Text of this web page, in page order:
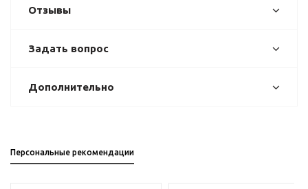
Отзывы
Задать вопрос
Дополнительно
Персональные рекомендации